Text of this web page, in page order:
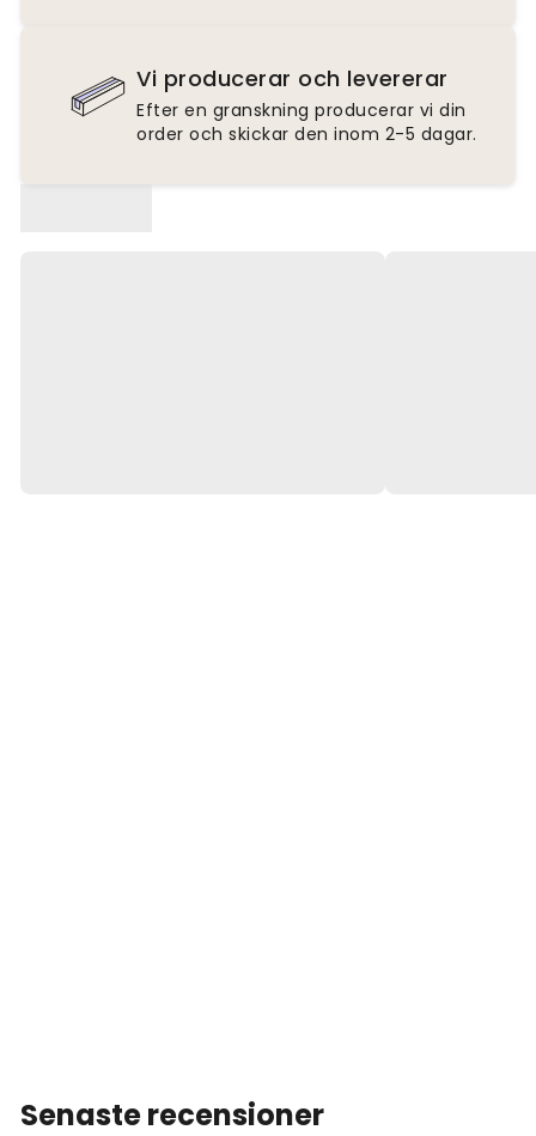
Vi producerar och levererar
Efter en granskning producerar vi din
order och skickar den inom 2-5 dagar.
Senaste recensioner